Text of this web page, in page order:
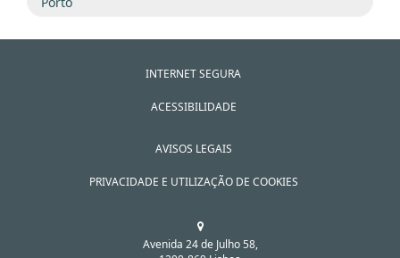
INTERNET SEGURA
ACESSIBILIDADE
AVISOS LEGAIS
PRIVACIDADE E UTILIZAÇÃO DE COOKIES
Avenida 24 de Julho 58,